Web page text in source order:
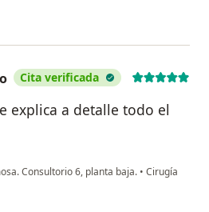
Cita verificada
explica a detalle todo el
Consultorio 6, planta baja. • Cirugía
Trujillo